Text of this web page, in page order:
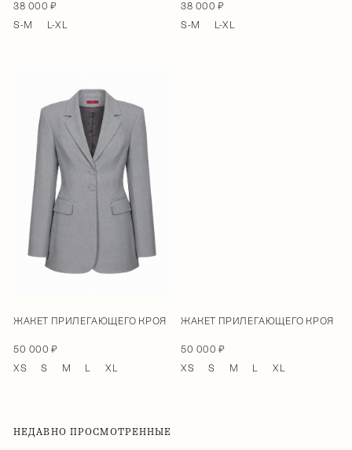
38 000 ₽
S-M
L-XL
38 000 ₽
S-M
L-XL
ЖАКЕТ ПРИЛЕГАЮЩЕГО КРОЯ
50 000 ₽
XS
S M L XL
ЖАКЕТ ПРИЛЕГАЮЩЕГО КРОЯ
50 000 ₽
XS
S M L XL
НЕДАВНО ПРОСМОТРЕННЫЕ